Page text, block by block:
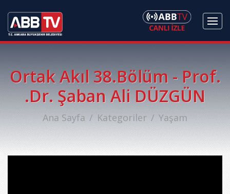
Ortak Akıl 38.Bölüm - Prof.
.Dr. Şaban Ali DÜZGÜN
Ana Sayfa Kategoriler Yaşam